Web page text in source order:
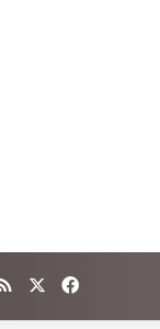
فيسبوك